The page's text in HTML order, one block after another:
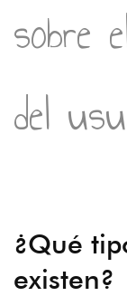
sobre
del
¿Qué
existen?